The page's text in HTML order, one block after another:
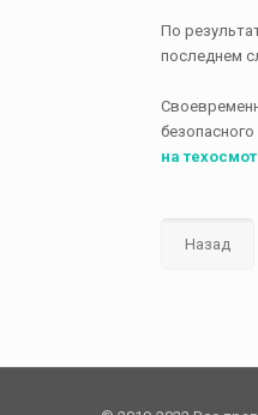
По
последнем
на
Назад